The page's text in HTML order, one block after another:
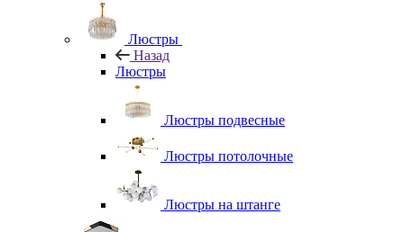
Люстры
Назад
Люстры
Люстры подвесные
Люстры потолочные
Люстры на штанге